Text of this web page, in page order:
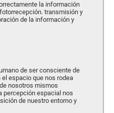
la información
transmisión y
de la información y
de ser consciente de
espacio que nos rodea
nosotros mismos
percepción espacial nos
de nuestro entorno y